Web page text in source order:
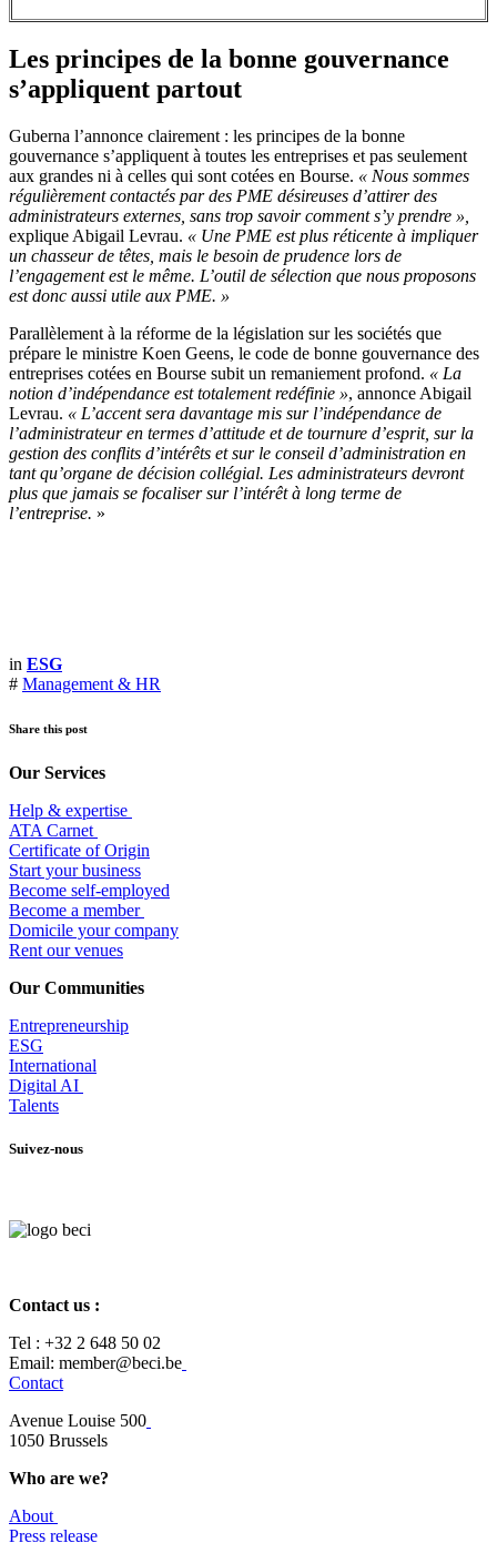
Les principes de la bonne gouvernance
s’appliquent partout
Guberna l’annonce clairement : les principes de la bonne
gouvernance s’appliquent à toutes les entreprises et pas seulement
aux grandes ni à celles qui sont cotées en Bourse. « Nous sommes
régulièrement contactés par des PME désireuses d’attirer des
administrateurs externes, sans trop savoir comment s’y prendre »,
explique Abigail Levrau. « Une PME est plus réticente à impliquer
un chasseur de têtes, mais le besoin de prudence lors de
l’engagement est le même. L’outil de sélection que nous proposons
est donc aussi utile aux PME. »
Parallèlement à la réforme de la législation sur les sociétés que
prépare le ministre Koen Geens, le code de bonne gouvernance des
entreprises cotées en Bourse subit un remaniement profond. « La
notion d’indépendance est totalement redéfinie », annonce Abigail
Levrau. « L’accent sera davantage mis sur l’indépendance de
l’administrateur en termes d’attitude et de tournure d’esprit, sur la
gestion des conflits d’intérêts et sur le conseil d’administration en
tant qu’organe de décision collégial. Les administrateurs devront
plus que jamais se focaliser sur l’intérêt à long terme de
l’entreprise. »
in ESG
# Management & HR
Share this post
Our Services
Help & expertise
​ATA Carnet
Certificate of Origin
Start your business
Become self-employed
Become a member
​Domicile your company
Rent our venues
Our Communities
Entrepreneurship
ESG
International
Digital AI
Talents
Suivez-nous
Contact us :
Tel : +32 2 648 50 02​
​​Email: member@beci.be
Contact
Avenue Louise 500
​1050 Brussels
Who are we?
About
Press release